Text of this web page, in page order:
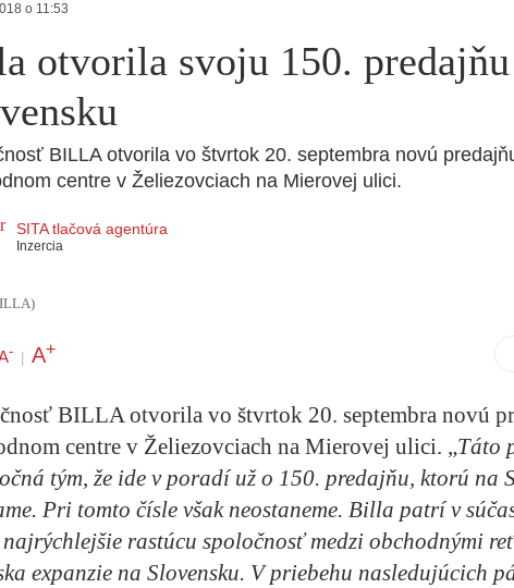
o 11:53
otvorila svoju 150. predajňu
BILLA otvorila vo štvrtok 20. septembra novú
centre v Želiezovciach na Mierovej ulici.
SITA tlačová agentúra
Inzercia
- A+
BILLA otvorila vo štvrtok 20. septembra novú
centre v Želiezovciach na Mierovej ulici. „Táto
tým, že ide v poradí už o 150. predajňu, ktorú na
Pri tomto čísle však neostaneme. Billa patrí v
najrýchlejšie rastúcu spoločnosť medzi obchodnými
expanzie na Slovensku. V priebehu nasledujúcich